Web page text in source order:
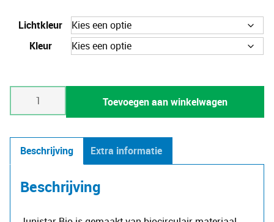
Lichtkleur
Kleur
Junistar
Toevoegen aan winkelwagen
Beschrijving Extra informatie
Beschrijving